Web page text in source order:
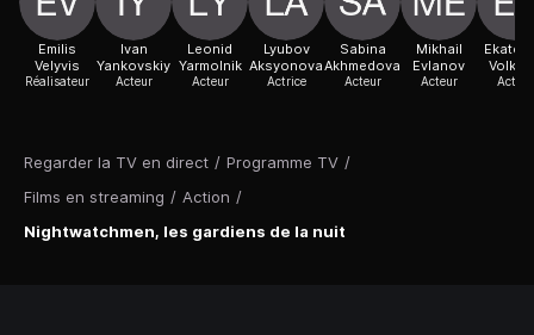
Regarder la TV en direct / Programme TV /
Films en streaming / Action /
Nightwatchmen, les gardiens de la nuit
Emilis
Velyvis
Réalisateur
Ivan
Yankovskiy
Acteur
Leonid
Yarmolnik
Acteur
Lyubov
Aksyonova
Actrice
Sabina
Akhmedova
Acteur
Mikhail
Evlanov
Acteur Acteur